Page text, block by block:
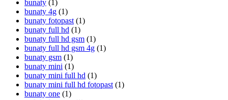
bunaty (1)
bunaty 4g (1)
bunaty fotopast (1)
bunaty full hd (1)
bunaty full hd gsm (1)
bunaty full hd gsm 4g (1)
bunaty gsm (1)
bunaty mini (1)
bunaty mini full hd (1)
bunaty mini full hd fotopast (1)
bunaty one (1)